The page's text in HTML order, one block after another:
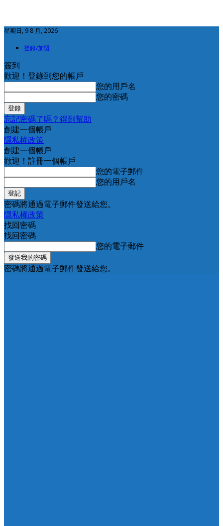
星期日, 9 8 月, 2026
登錄/加盟
簽到
歡迎！登錄到您的帳戶
您的用戶名
您的密碼
忘記密碼了嗎？得到幫助
創建一個帳戶
隱私權政策
創建一個帳戶
歡迎！註冊一個帳戶
您的電子郵件
您的用戶名
密碼將通過電子郵件發送給您。
隱私權政策
找回密碼
找回密碼
您的電子郵件
密碼將通過電子郵件發送給您。